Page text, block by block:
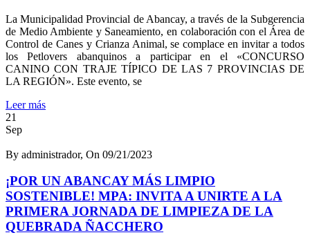
La Municipalidad Provincial de Abancay, a través de la Subgerencia
de Medio Ambiente y Saneamiento, en colaboración con el Área de
Control de Canes y Crianza Animal, se complace en invitar a todos
los Petlovers abanquinos a participar en el «CONCURSO
CANINO CON TRAJE TÍPICO DE LAS 7 PROVINCIAS DE
LA REGIÓN». Este evento, se
Leer más
21
Sep
By administrador, On 09/21/2023
¡POR UN ABANCAY MÁS LIMPIO
SOSTENIBLE! MPA: INVITA A UNIRTE A LA
PRIMERA JORNADA DE LIMPIEZA DE LA
QUEBRADA ÑACCHERO